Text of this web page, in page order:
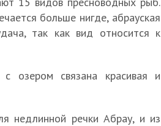
больше нигде, абрауская
так как вид относится к
озером связана красивая и
недлинной речки Абрау, и из